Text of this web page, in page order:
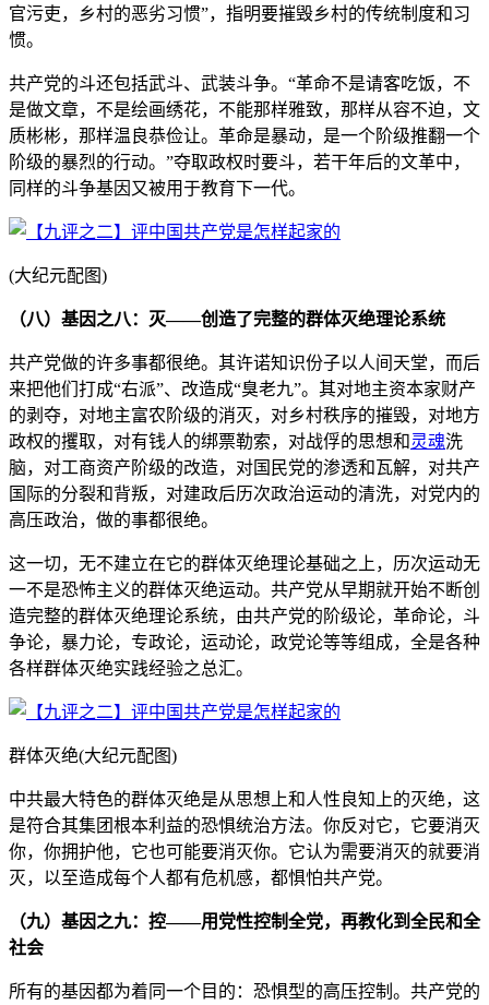
官污吏，乡村的恶劣习惯”，指明要摧毁乡村的传统制度和习
惯。
共产党的斗还包括武斗、武装斗争。“革命不是请客吃饭，不
是做文章，不是绘画绣花，不能那样雅致，那样从容不迫，文
质彬彬，那样温良恭俭让。革命是暴动，是一个阶级推翻一个
阶级的暴烈的行动。”夺取政权时要斗，若干年后的文革中，
同样的斗争基因又被用于教育下一代。
(大纪元配图)
（八）基因之八：灭——创造了完整的群体灭绝理论系统
共产党做的许多事都很绝。其许诺知识份子以人间天堂，而后
来把他们打成“右派”、改造成“臭老九”。其对地主资本家财产
的剥夺，对地主富农阶级的消灭，对乡村秩序的摧毁，对地方
政权的攫取，对有钱人的绑票勒索，对战俘的思想和灵魂洗
脑，对工商资产阶级的改造，对国民党的渗透和瓦解，对共产
国际的分裂和背叛，对建政后历次政治运动的清洗，对党内的
高压政治，做的事都很绝。
这一切，无不建立在它的群体灭绝理论基础之上，历次运动无
一不是恐怖主义的群体灭绝运动。共产党从早期就开始不断创
造完整的群体灭绝理论系统，由共产党的阶级论，革命论，斗
争论，暴力论，专政论，运动论，政党论等等组成，全是各种
各样群体灭绝实践经验之总汇。
群体灭绝(大纪元配图)
中共最大特色的群体灭绝是从思想上和人性良知上的灭绝，这
是符合其集团根本利益的恐惧统治方法。你反对它，它要消灭
你，你拥护他，它也可能要消灭你。它认为需要消灭的就要消
灭，以至造成每个人都有危机感，都惧怕共产党。
（九）基因之九：控——用党性控制全党，再教化到全民和全
社会
所有的基因都为着同一个目的：恐惧型的高压控制。共产党的